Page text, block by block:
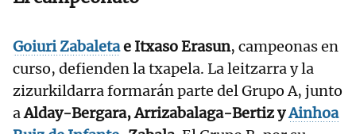
Goiuri Zabaletae Itxaso Erasun, campeonas en
curso, defienden la txapela. La leitzarra y la
zizurkildarra formarán parte del Grupo A, junto
aAlday-Bergara, Arrizabalaga-Bertiz yAinhoa